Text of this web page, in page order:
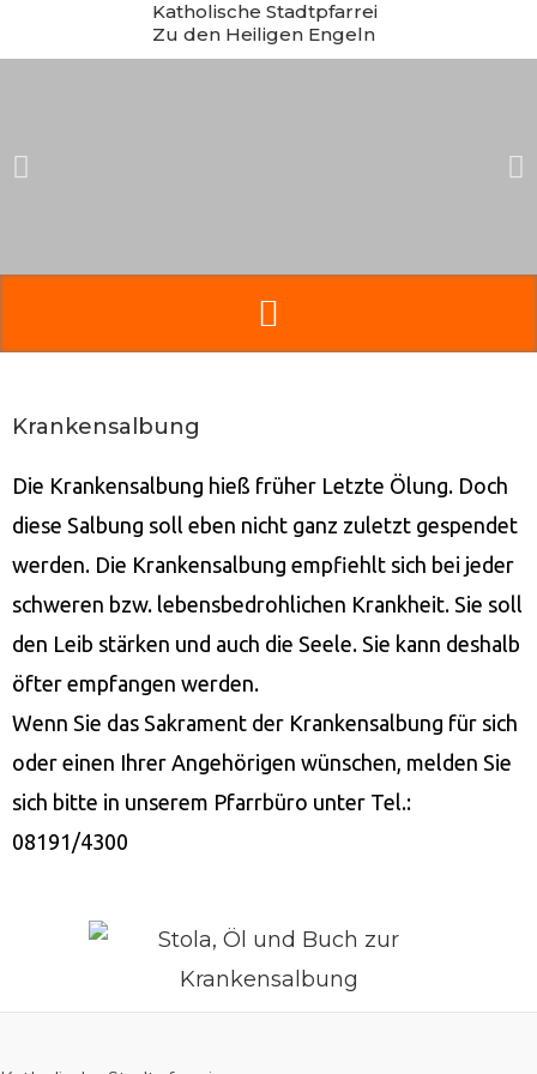
Inhalt
Katholische Stadtpfarrei
Zu den Heiligen Engeln
Krankensalbung
Die Krankensalbung hieß früher Letzte Ölung. Doch
diese Salbung soll eben nicht ganz zuletzt gespendet
werden. Die Krankensalbung empfiehlt sich bei jeder
schweren bzw. lebensbedrohlichen Krankheit. Sie soll
den Leib stärken und auch die Seele. Sie kann deshalb
öfter empfangen werden.
Wenn Sie das Sakrament der Krankensalbung für sich
oder einen Ihrer Angehörigen wünschen, melden Sie
sich bitte in unserem Pfarrbüro unter Tel.:
08191/4300